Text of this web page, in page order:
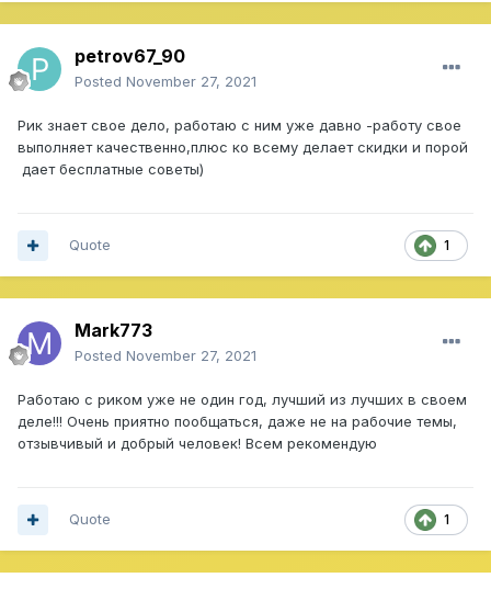
petrov67_90
Posted November 27, 2021
Рик знает свое дело, работаю с ним уже давно -работу свое
выполняет качественно,плюс ко всему делает скидки и порой
дает бесплатные советы)
1
Quote
Mark773
Posted November 27, 2021
Работаю с риком уже не один год, лучший из лучших в своем
деле!!! Очень приятно пообщаться, даже не на рабочие темы,
отзывчивый и добрый человек! Всем рекомендую
1
Quote